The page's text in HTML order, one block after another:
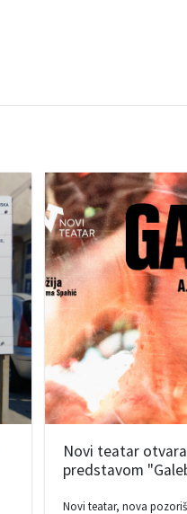
Novi teatar
predstavom
Novi teatar, nova